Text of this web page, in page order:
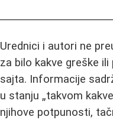
Urednici i autori ne
za bilo kakve greške
sajta. Informacije
u stanju „takvom
njihove potpunosti,